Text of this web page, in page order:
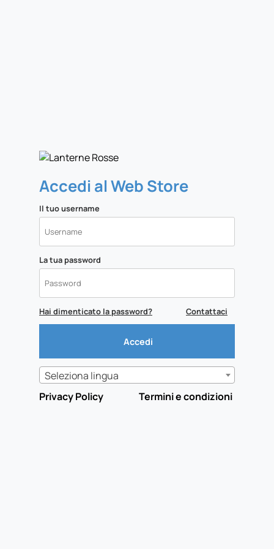
Accedi al Web Store
Il tuo username
La tua password
Hai dimenticato la password? Contattaci
Seleziona lingua
Privacy Policy
Termini e condizioni